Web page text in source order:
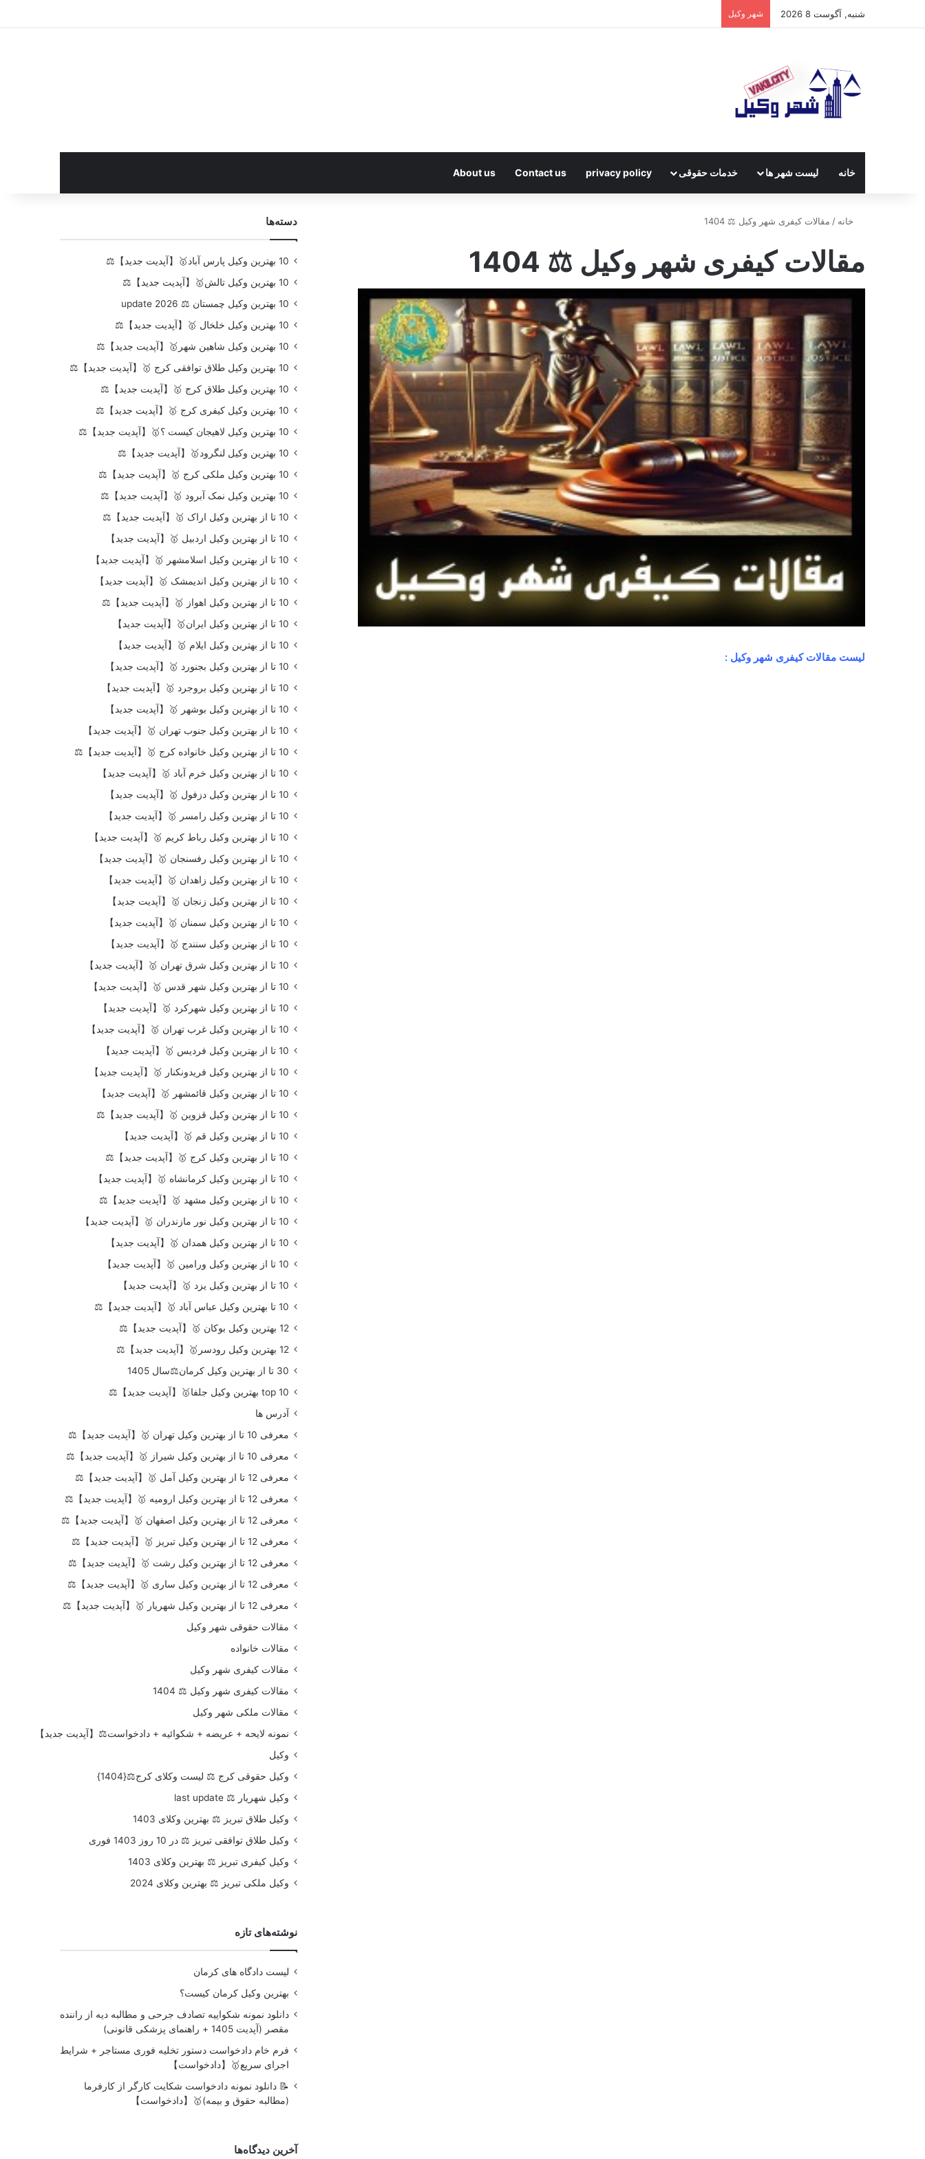
شنبه, آگوست 8 2026 شهر وکیل
خانه لیست شهر ها خدمات حقوقی privacy policy
Contact us
About us
خانه / مقالات کیفری شهر وکیل ⚖️ 1404
مقالات کیفری شهر وکیل ⚖️ 1404
لیست مقالات کیفری شهر وکیل :
دسته‌ها
10 بهترین وکیل پارس آباد🥇【آپدیت جدید】⚖️
10 بهترین وکیل تالش🥇【آپدیت جدید】⚖️
10 بهترین وکیل چمستان ⚖️ update 2026
10 بهترین وکیل خلخال 🥇【آپدیت جدید】⚖️
10 بهترین وکیل شاهین شهر🥇【آپدیت جدید】⚖️
10 بهترین وکیل طلاق توافقی کرج 🥇【آپدیت جدید】⚖️
10 بهترین وکیل طلاق کرج 🥇【آپدیت جدید】⚖️
10 بهترین وکیل کیفری کرج 🥇【آپدیت جدید】⚖️
10 بهترین وکیل لاهیجان کیست ؟🥇【آپدیت جدید】⚖️
10 بهترین وکیل لنگرود🥇【آپدیت جدید】⚖️
10 بهترین وکیل ملکی کرج 🥇【آپدیت جدید】⚖️
10 بهترین وکیل نمک آبرود 🥇【آپدیت جدید】⚖️
10 تا از بهترین وکیل اراک 🥇【آپدیت جدید】⚖️
10 تا از بهترین وکیل اردبیل 🥇【آپدیت جدید】
10 تا از بهترین وکیل اسلامشهر 🥇【آپدیت جدید】
10 تا از بهترین وکیل اندیمشک 🥇【آپدیت جدید】
10 تا از بهترین وکیل اهواز 🥇【آپدیت جدید】⚖️
10 تا از بهترین وکیل ایران🥇【آپدیت جدید】
10 تا از بهترین وکیل ایلام 🥇【آپدیت جدید】
10 تا از بهترین وکیل بجنورد 🥇【آپدیت جدید】
10 تا از بهترین وکیل بروجرد 🥇【آپدیت جدید】
10 تا از بهترین وکیل بوشهر 🥇【آپدیت جدید】
10 تا از بهترین وکیل جنوب تهران 🥇【آپدیت جدید】
10 تا از بهترین وکیل خانواده کرج 🥇【آپدیت جدید】⚖️
10 تا از بهترین وکیل خرم آباد 🥇【آپدیت جدید】
10 تا از بهترین وکیل دزفول 🥇【آپدیت جدید】
10 تا از بهترین وکیل رامسر 🥇【آپدیت جدید】
10 تا از بهترین وکیل رباط کریم 🥇【آپدیت جدید】
10 تا از بهترین وکیل رفسنجان 🥇【آپدیت جدید】
10 تا از بهترین وکیل زاهدان 🥇【آپدیت جدید】
10 تا از بهترین وکیل زنجان 🥇【آپدیت جدید】
10 تا از بهترین وکیل سمنان 🥇【آپدیت جدید】
10 تا از بهترین وکیل سنندج 🥇【آپدیت جدید】
10 تا از بهترین وکیل شرق تهران 🥇【آپدیت جدید】
10 تا از بهترین وکیل شهر قدس 🥇【آپدیت جدید】
10 تا از بهترین وکیل شهرکرد 🥇【آپدیت جدید】
10 تا از بهترین وکیل غرب تهران 🥇【آپدیت جدید】
10 تا از بهترین وکیل فردیس 🥇【آپدیت جدید】
10 تا از بهترین وکیل فریدونکنار 🥇【آپدیت جدید】
10 تا از بهترین وکیل قائمشهر 🥇【آپدیت جدید】
10 تا از بهترین وکیل قزوین 🥇【آپدیت جدید】⚖️
10 تا از بهترین وکیل قم 🥇【آپدیت جدید】
10 تا از بهترین وکیل کرج 🥇【آپدیت جدید】⚖️
10 تا از بهترین وکیل کرمانشاه 🥇【آپدیت جدید】
10 تا از بهترین وکیل مشهد 🥇【آپدیت جدید】⚖️
10 تا از بهترین وکیل نور مازندران 🥇【آپدیت جدید】
10 تا از بهترین وکیل همدان 🥇【آپدیت جدید】
10 تا از بهترین وکیل ورامین 🥇【آپدیت جدید】
10 تا از بهترین وکیل یزد 🥇【آپدیت جدید】
10 تا بهترین وکیل عباس آباد 🥇【آپدیت جدید】⚖️
12 بهترین وکیل بوکان 🥇【آپدیت جدید】⚖️
12 بهترین وکیل رودسر🥇【آپدیت جدید】⚖️
30 تا از بهترین وکیل کرمان⚖️سال 1405
top 10 بهترین وکیل جلفا🥇【آپدیت جدید】⚖️
آدرس ها
معرفی 10 تا از بهترین وکیل تهران 🥇【آپدیت جدید】⚖️
معرفی 10 تا از بهترین وکیل شیراز 🥇【آپدیت جدید】⚖️
معرفی 12 تا از بهترین وکیل آمل 🥇【آپدیت جدید】⚖️
معرفی 12 تا از بهترین وکیل ارومیه 🥇【آپدیت جدید】⚖️
معرفی 12 تا از بهترین وکیل اصفهان 🥇【آپدیت جدید】⚖️
معرفی 12 تا از بهترین وکیل تبریز 🥇【آپدیت جدید】⚖️
معرفی 12 تا از بهترین وکیل رشت 🥇【آپدیت جدید】⚖️
معرفی 12 تا از بهترین وکیل ساری 🥇【آپدیت جدید】⚖️
معرفی 12 تا از بهترین وکیل شهریار 🥇【آپدیت جدید】⚖️
مقالات حقوقی شهر وکیل
مقالات خانواده
مقالات کیفری شهر وکیل
مقالات کیفری شهر وکیل ⚖️ 1404
مقالات ملکی شهر وکیل
نمونه لایحه + عریضه + شکوائیه + دادخواست⚖️【آپدیت جدید】
وکیل
وکیل حقوقی کرج ⚖️ لیست وکلای کرج⚖️{1404}
وکیل شهریار ⚖️ last update
وکیل طلاق تبریز ⚖️ بهترین وکلای 1403
وکیل طلاق توافقی تبریز ⚖️ در 10 روز 1403 فوری
وکیل کیفری تبریز ⚖️ بهترین وکلای 1403
وکیل ملکی تبریز ⚖️ بهترین وکلای 2024
نوشته‌های تازه
لیست دادگاه های کرمان
بهترین وکیل کرمان کیست؟
دانلود نمونه شکواییه تصادف جرحی و مطالبه دیه از راننده
مقصر (آپدیت 1405 + راهنمای پزشکی قانونی)
فرم خام دادخواست دستور تخلیه فوری مستاجر + شرایط
اجرای سریع🥇【دادخواست】
📝 دانلود نمونه دادخواست شکایت کارگر از کارفرما
(مطالبه حقوق و بیمه)🥇【دادخواست】
آخرین دیدگاه‌ها